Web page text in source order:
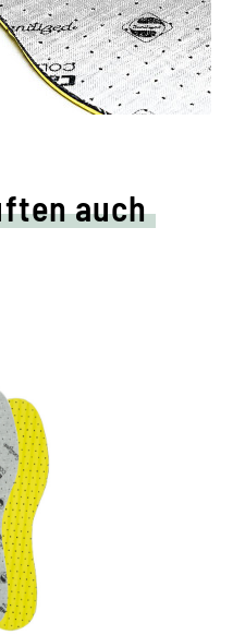
auch
Fußpolster
mit
Luftzirkulation
im